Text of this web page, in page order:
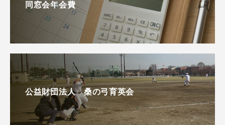
同窓会年会費
公益財団法人 桑の弓育英会